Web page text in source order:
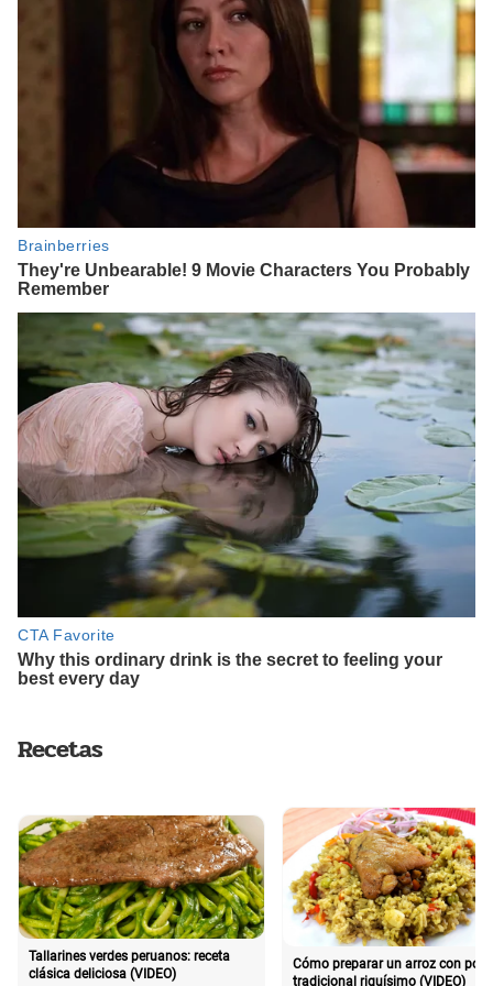
Recetas
Tallarines verdes peruanos: receta
clásica deliciosa (VIDEO)
Cómo preparar un arroz con pollo
tradicional riquísimo (VIDEO)